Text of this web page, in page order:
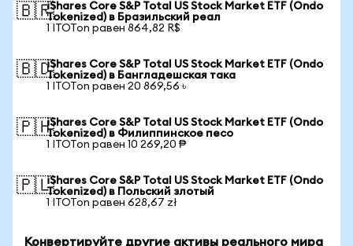
🇧🇷iShares Core S&P Total US Stock Market ETF (Ondo
Tokenized) в Бразильский реал
1 ITOTon равен 864,82 R$
🇧🇩iShares Core S&P Total US Stock Market ETF (Ondo
Tokenized) в Бангладешская така
1 ITOTon равен 20 869,56 ৳
🇵🇭iShares Core S&P Total US Stock Market ETF (Ondo
Tokenized) в Филиппинское песо
1 ITOTon равен 10 269,20 ₱
🇵🇱iShares Core S&P Total US Stock Market ETF (Ondo
Tokenized) в Польский злотый
1 ITOTon равен 628,67 zł
Конвертируйте другие активы реального мира